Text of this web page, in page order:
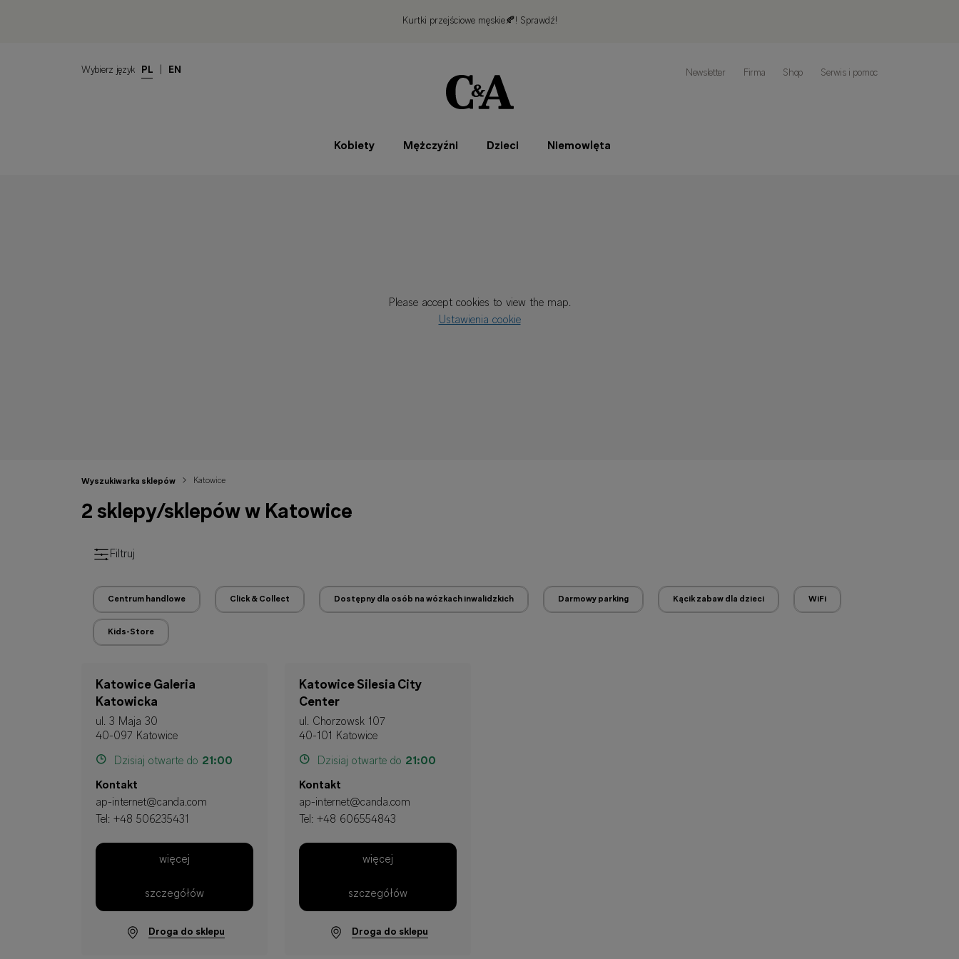
Kurtki przejściowe męskie🍂! Sprawdź!
Wybierz język PL EN Newsletter Firma Shop Serwis i pomoc
Kobiety Mężczyźni Dzieci Niemowlęta
Please accept cookies to view the map.
Ustawienia cookie
Wyszukiwarka sklepów Katowice
2 sklepy/sklepów w Katowice
Filtruj
Centrum handlowe Click & Collect Dostępny dla osób na wózkach inwalidzkich Darmowy parking Kącik zabaw dla dzieci WiFi
Kids-Store
Katowice Galeria
Katowicka
ul. 3 Maja 30
40-097 Katowice
Dzisiaj otwarte do 21:00
Kontakt
ap-internet@canda.com
Tel: +48 506235431
więcej
szczegółów
Droga do sklepu
Katowice Silesia City
Center
ul. Chorzowsk 107
40-101 Katowice
Dzisiaj otwarte do 21:00
Kontakt
ap-internet@canda.com
Tel: +48 606554843
więcej
szczegółów
Droga do sklepu